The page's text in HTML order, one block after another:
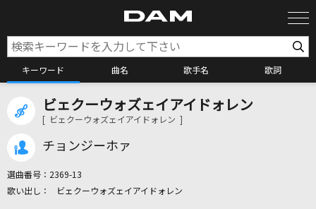
キーワード 曲名 歌手名 歌詞
カラオケ検索
ビェクーウォズェイアイドォレン
[ ビェクーウォズェイアイドォレン ]
チョンジーホァ
選曲番号： 2369-13
ビェクーウォズェイアイドォレン